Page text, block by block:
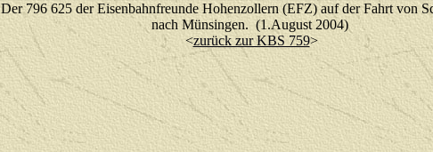
Der 796 625 der Eisenbahnfreunde Hohenzollern (EFZ) auf der Fahrt von
nach Münsingen. (1.August 2004)
<zurück zur KBS 759>